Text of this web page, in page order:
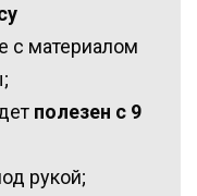
с материалом
полезен с 9
рукой;